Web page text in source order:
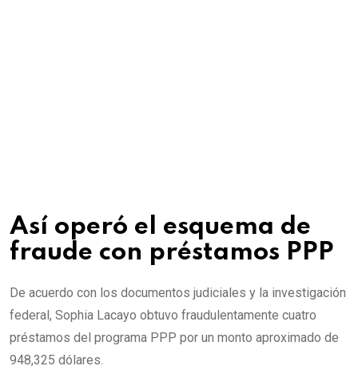
Así operó el esquema de
fraude con préstamos PPP
De acuerdo con los documentos judiciales y la investigación
federal, Sophia Lacayo obtuvo fraudulentamente cuatro
préstamos del programa PPP por un monto aproximado de
948,325 dólares.